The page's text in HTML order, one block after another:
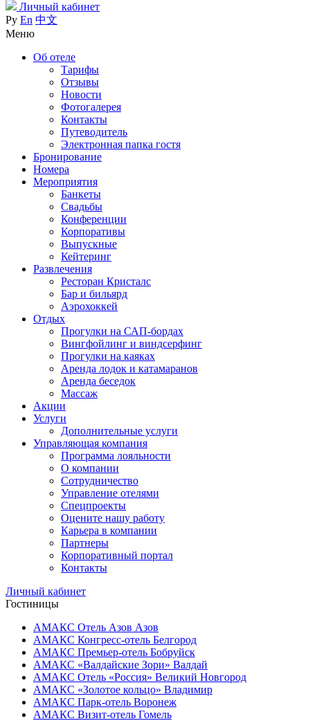
Личный кабинет
Ру En 中文
Меню
Об отеле
Тарифы
Отзывы
Новости
Фотогалерея
Контакты
Путеводитель
Электронная папка гостя
Бронирование
Номера
Мероприятия
Банкеты
Свадьбы
Конференции
Корпоративы
Выпускные
Кейтеринг
Развлечения
Ресторан Кристалс
Бар и бильярд
Аэрохоккей
Отдых
Прогулки на САП-бордах
Вингфойлинг и виндсерфинг
Прогулки на каяках
Аренда лодок и катамаранов
Аренда беседок
Массаж
Акции
Услуги
Дополнительные услуги
Управляющая компания
Программа лояльности
О компании
Сотрудничество
Управление отелями
Спецпроекты
Оцените нашу работу
Карьера в компании
Партнеры
Корпоративный портал
Контакты
Личный кабинет
Гостиницы
АМАКС Отель ‎Азов Азов
АМАКС Конгресс-отель Белгород
АМАКС Премьер-отель Бобруйск
АМАКС «‎Валдайские Зори» Валдай
АМАКС Отель «‎Россия» Великий Новгород
АМАКС «‎Золотое кольцо» Владимир
АМАКС Парк-отель Воронеж
АМАКС Визит-отель Гомель